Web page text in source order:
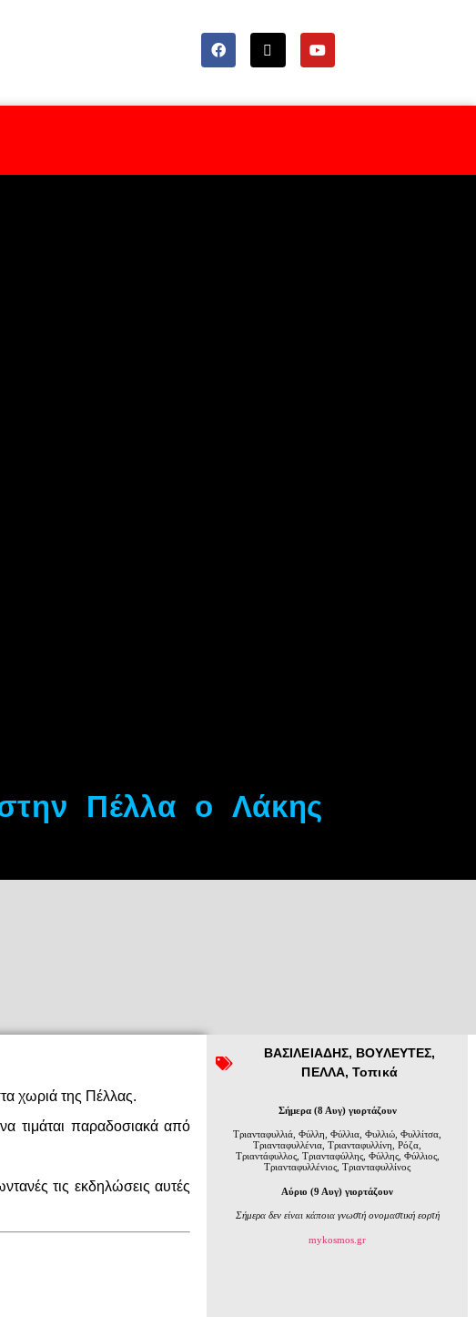
Πέλλα ο Λάκης
χωριά της Πέλλας.
τιμάται παραδοσιακά από
τις εκδηλώσεις αυτές
ΒΑΣΙΛΕΙΑΔΗΣ, ΒΟΥΛΕΥΤΕΣ,
ΠΕΛΛΑ,Τοπικά
Σήμερα (8 Αυγ) γιορτάζουν
Τριανταφυλλιά, Φύλλη, Φύλλια, Φυλλιώ, Φυλλίτσα,
Τριανταφυλλένια, Τριανταφυλλίνη, Ρόζα,
Τριαντάφυλλος, Τριανταφύλλης, Φύλλης, Φύλλιος,
Τριανταφυλλένιος, Τριανταφυλλίνος
Αύριο (9 Αυγ) γιορτάζουν
Σήμερα δεν είναι κάποια γνωστή ονομαστική εορτή
mykosmos.gr